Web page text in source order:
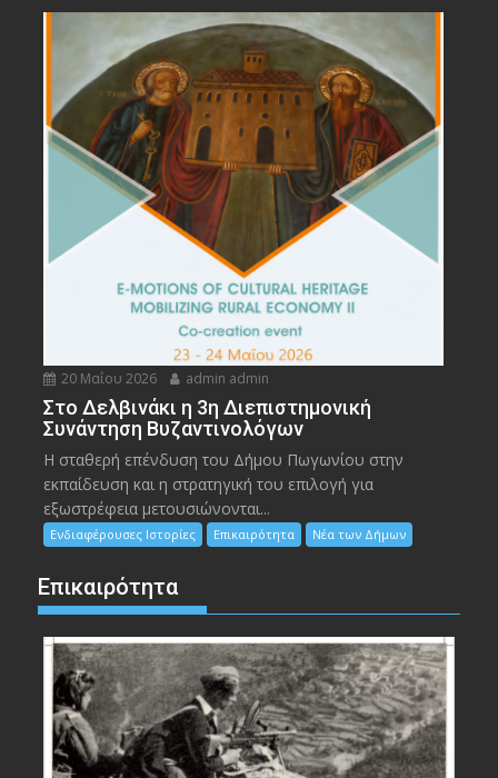
20 Μαΐου 2026 admin admin
Στο Δελβινάκι η 3η Διεπιστημονική
Συνάντηση Βυζαντινολόγων
Η σταθερή επένδυση του Δήμου Πωγωνίου στην
εκπαίδευση και η στρατηγική του επιλογή για
εξωστρέφεια μετουσιώνονται...
Ενδιαφέρουσες Ιστορίες Επικαιρότητα Νέα των Δήμων
Επικαιρότητα